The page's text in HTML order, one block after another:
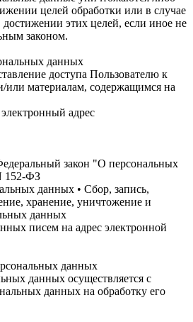
целей обработки или в случае
этих целей, если иное не
законом.
данных
доступа Пользователю к
или материалам, содержащимся на
адрес
закон "О персональных
152-ФЗ
данных • Сбор, запись,
хранение, уничтожение и
данных
писем на адрес электронной
данных
данных осуществляется с
данных на обработку его